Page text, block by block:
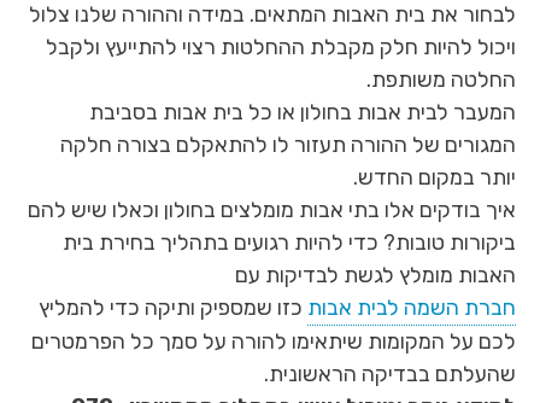
לבחור את בית האבות המתאים. במידה וההורה שלנו צלול
ויכול להיות חלק מקבלת ההחלטות רצוי להתייעץ ולקבל
החלטה משותפת.
המעבר לבית אבות בחולון או כל בית אבות בסביבת
המגורים של ההורה תעזור לו להתאקלם בצורה חלקה
יותר במקום החדש.
איך בודקים אלו בתי אבות מומלצים בחולון וכאלו שיש להם
ביקורות טובות? כדי להיות רגועים בתהליך בחירת בית
האבות מומלץ לגשת לבדיקות עם
חברת השמה לבית אבות כזו שמספיק ותיקה כדי להמליץ
לכם על המקומות שיתאימו להורה על סמך כל הפרמטרים
שהעלתם בבדיקה הראשונית.